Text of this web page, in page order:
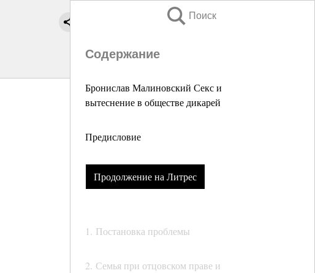
Поиск
Содержание
Бронислав Малиновский Секс и
вытеснение в обществе дикарей
Предисловие
Продолжение на Литрес
1. Постановка проблемы
2. Семья при отцовском праве и